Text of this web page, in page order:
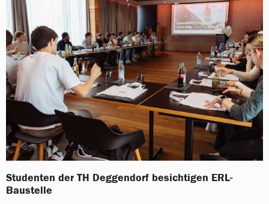
Studenten der TH Deggendorf besichtigen ERL-
Baustelle